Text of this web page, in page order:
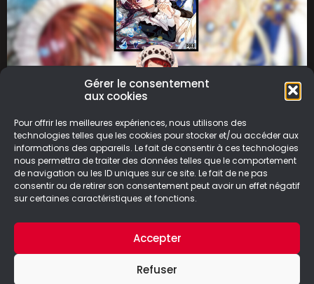
Gérer le consentement
aux cookies
Pour offrir les meilleures expériences, nous utilisons des
technologies telles que les cookies pour stocker et/ou accéder aux
informations des appareils. Le fait de consentir à ces technologies
nous permettra de traiter des données telles que le comportement
de navigation ou les ID uniques sur ce site. Le fait de ne pas
consentir ou de retirer son consentement peut avoir un effet négatif
sur certaines caractéristiques et fonctions.
Accepter
Refuser
Entre la reine et moi
Entre la reine et moi raconte l’histoire de Liz,
une jeune servante dotée du don de lire
l’avenir, qui se
LIRE LA SUITE
04/07/2025